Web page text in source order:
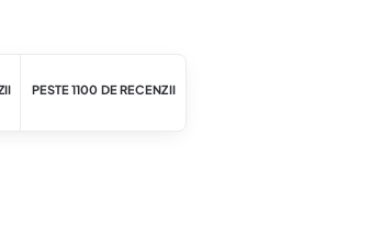
PESTE 1100 DE RECENZII